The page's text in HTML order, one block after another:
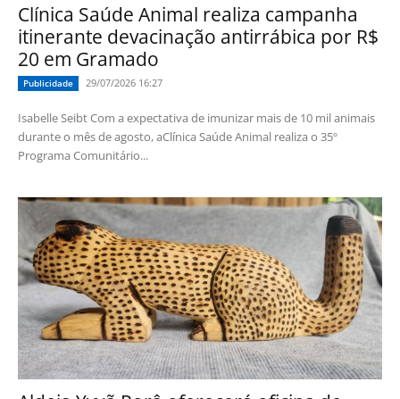
Clínica Saúde Animal realiza campanha
itinerante devacinação antirrábica por R$
20 em Gramado
Publicidade 29/07/2026 16:27
Isabelle Seibt Com a expectativa de imunizar mais de 10 mil animais
durante o mês de agosto, aClínica Saúde Animal realiza o 35º
Programa Comunitário...